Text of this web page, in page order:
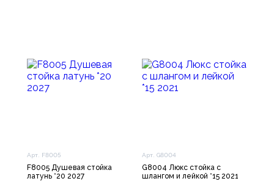
Арт. F8005
F8005 Душевая стойка
латунь *20 2027
Арт. G8004
G8004 Люкс стойка с
шлангом и лейкой *15 2021